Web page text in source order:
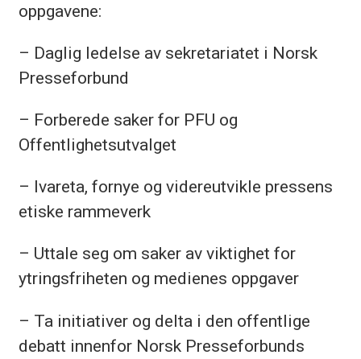
oppgavene:
– Daglig ledelse av sekretariatet i Norsk
Presseforbund
– Forberede saker for PFU og
Offentlighetsutvalget
– Ivareta, fornye og videreutvikle pressens
etiske rammeverk
– Uttale seg om saker av viktighet for
ytringsfriheten og medienes oppgaver
– Ta initiativer og delta i den offentlige
debatt innenfor Norsk Presseforbunds